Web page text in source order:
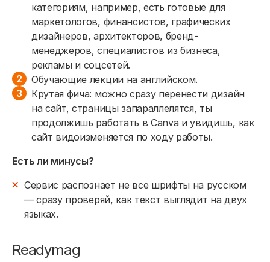
категориям, например, есть готовые для
маркетологов, финансистов, графических
дизайнеров, архитекторов, бренд-
менеджеров, специалистов из бизнеса,
рекламы и соцсетей.
Обучающие лекции на английском.
Крутая фича: можно сразу перенести дизайн
на сайт, страницы запараллелятся, ты
продолжишь работать в Canva и увидишь, как
сайт видоизменяется по ходу работы.
Есть ли минусы?
Сервис распознает не все шрифты на русском
— сразу проверяй, как текст выглядит на двух
языках.
Readymag